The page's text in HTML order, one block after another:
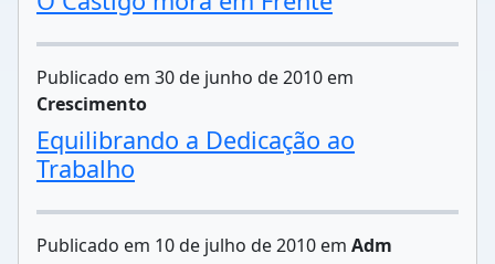
Publicado em 30 de junho de 2010 em
Crescimento
Equilibrando a Dedicação ao
Trabalho
Publicado em 10 de julho de 2010 em Adm